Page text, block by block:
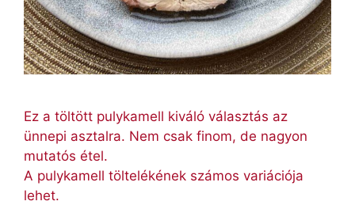
Ez a töltött pulykamell kiváló választás az
ünnepi asztalra. Nem csak finom, de nagyon
mutatós étel.
A pulykamell töltelékének számos variációja
lehet.